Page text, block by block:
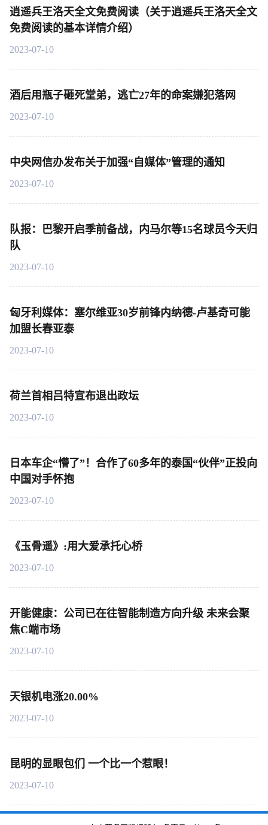
逍遥兵王洛天全文免费阅读（关于逍遥兵王洛天全文
免费阅读的基本详情介绍）
2023-07-10
酒后用瓶子砸死堂弟，逃亡27年的命案嫌犯落网
2023-07-10
中央网信办发布关于加强“自媒体”管理的通知
2023-07-10
队报：巴黎开启季前备战，内马尔等15名球员今天归
队
2023-07-10
匈牙利媒体：塞尔维亚30岁前锋内纳德-卢基奇可能
加盟长春亚泰
2023-07-10
荷兰首相吕特宣布退出政坛
2023-07-10
日本车企“懵了”！合作了60多年的泰国“伙伴”正投向
中国对手怀抱
2023-07-10
《玉骨遥》:用大爱承托心桥
2023-07-10
开能健康：公司已在往智能制造方向升级 未来会聚
焦C端市场
2023-07-10
天银机电涨20.00%
2023-07-10
昆明的显眼包们 一个比一个惹眼！
2023-07-10